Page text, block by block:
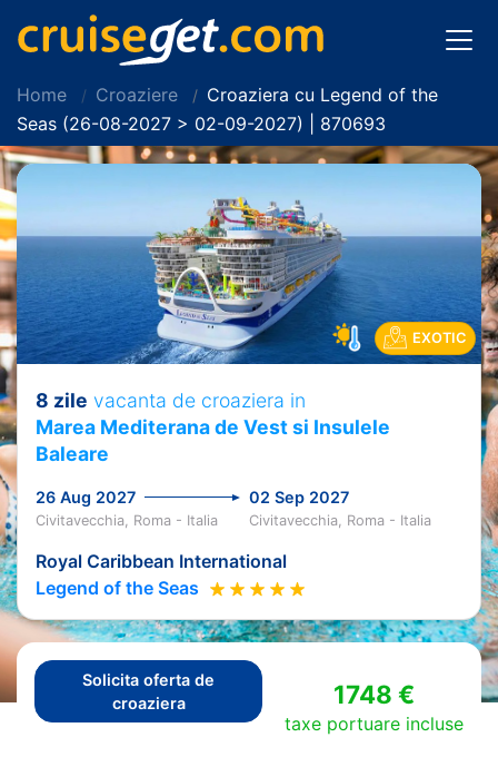
Home Croaziere
Croaziera cu Legend of the
Seas (26-08-2027 > 02-09-2027) | 870693
EXOTIC
8 zile vacanta de croaziera in
Marea Mediterana de Vest si Insulele
Baleare
26 Aug 2027 02 Sep 2027
Civitavecchia, Roma - Italia Civitavecchia, Roma - Italia
Royal Caribbean International
Legend of the Seas
Solicita oferta de
croaziera
1748 €
taxe portuare incluse